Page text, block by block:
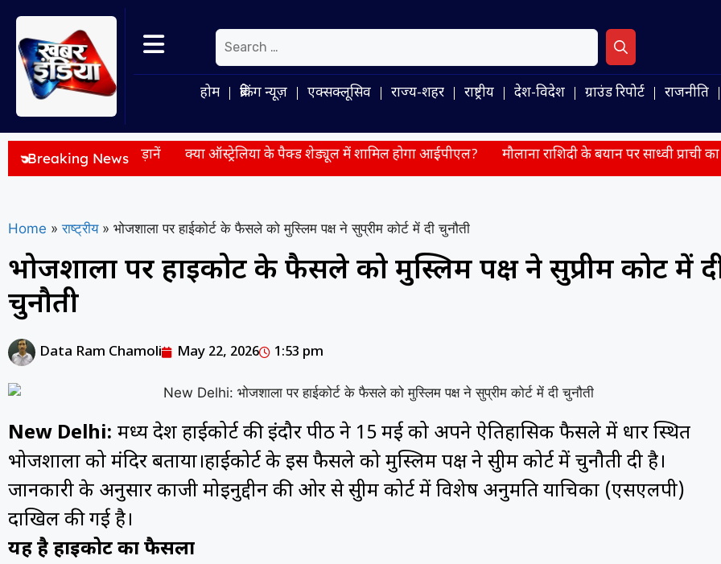
होम ब्रेकिंग न्यूज़ एक्सक्लूसिव राज्य-शहर राष्ट्रीय देश-विदेश ग्राउंड रिपोर्ट राजनीति
Breaking News
होंगी सीधी उड़ानें क्या ऑस्ट्रेलिया के पैक्ड शेड्यूल में शामिल होगा आईपीएल? मौलाना राशिदी के बयान पर साध्वी प्राची का
Home » राष्ट्रीय » भोजशाला पर हाईकोर्ट के फैसले को मुस्लिम पक्ष ने सुप्रीम कोर्ट में दी चुनौती
भोजशाला पर हाईकोर्ट के फैसले को मुस्लिम पक्ष ने सुप्रीम कोर्ट में
चुनौती
Data Ram Chamoli May 22, 2026 1:53 pm
New Delhi: मध्य प्रदेश हाईकोर्ट की इंदौर पीठ ने 15 मई को अपने ऐतिहासिक फैसले में धार स्थित
भोजशाला को मंदिर बताया।हाईकोर्ट के इस फैसले को मुस्लिम पक्ष ने सुप्रीम कोर्ट में चुनौती दी है।
जानकारी के अनुसार काजी मोइनुद्दीन की ओर से सुप्रीम कोर्ट में विशेष अनुमति याचिका (एसएलपी)
दाखिल की गई है।
यह है हाईकोर्ट का फैसला